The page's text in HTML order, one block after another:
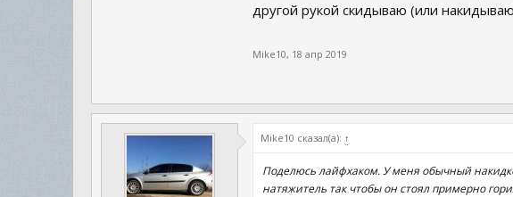
другой рукой скидываю (или
Mike10, 18 апр 2019
Mike10 сказал(а): ↑
Поделюсь лайфхаком. У меня обычный
натяжитель так чтобы он стоял примерно